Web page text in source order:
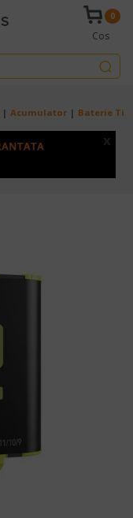
0
Cos
Acumulator Baterie Tip
x